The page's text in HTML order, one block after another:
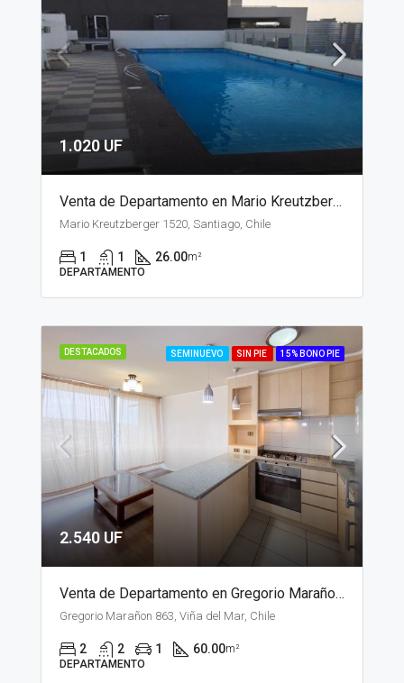
1.020 UF
Venta de Departamento en Mario Kreutzberger, Santiago
Mario Kreutzberger 1520, Santiago, Chile
1 1 26.00m²
DEPARTAMENTO
DESTACADOS SEMINUEVO SIN PIE 15% BONO PIE
2.540 UF
Venta de Departamento en Gregorio Marañon, Viña del Mar
Gregorio Marañon 863, Viña del Mar, Chile
2 2 1 60.00m²
DEPARTAMENTO